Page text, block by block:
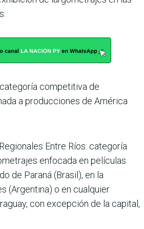
competitiva de
a producciones de América
Entre Ríos: categoría
enfocada en películas
de Paraná (Brasil), en la
(Argentina) o en cualquier
con excepción de la capital,